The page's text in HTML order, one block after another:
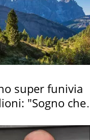
super funivia
"Sogno che